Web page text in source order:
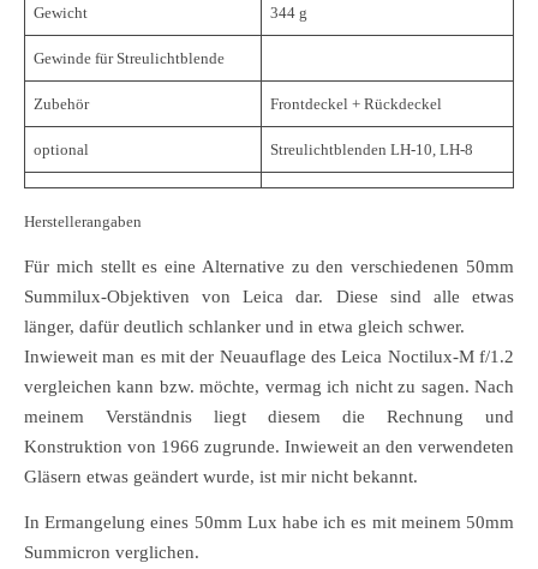
Gewicht 344 g
Gewinde für Streulichtblende
Zubehör Frontdeckel + Rückdeckel
optional Streulichtblenden LH-10, LH-8
Herstellerangaben
Für mich stellt es eine Alternative zu den verschiedenen 50mm
Summilux-Objektiven von Leica dar. Diese sind alle etwas
länger, dafür deutlich schlanker und in etwa gleich schwer.
Inwieweit man es mit der Neuauflage des Leica Noctilux-M f/1.2
vergleichen kann bzw. möchte, vermag ich nicht zu sagen. Nach
meinem Verständnis liegt diesem die Rechnung und
Konstruktion von 1966 zugrunde. Inwieweit an den verwendeten
Gläsern etwas geändert wurde, ist mir nicht bekannt.
In Ermangelung eines 50mm Lux habe ich es mit meinem 50mm
Summicron verglichen.